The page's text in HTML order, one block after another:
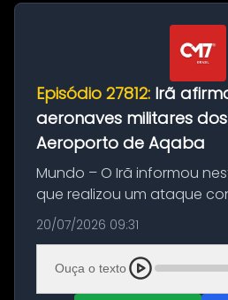
Episódio 27812: Irã
aeronaves militares dos
Aeroporto de Aqaba
Mundo – O Irã informou
que realizou um ataque
militares dos Estados
Aeroporto de Aqaba, na
21ª fase da Operação Nasr 2.
20/07/2026 09:31
Ouça o texto